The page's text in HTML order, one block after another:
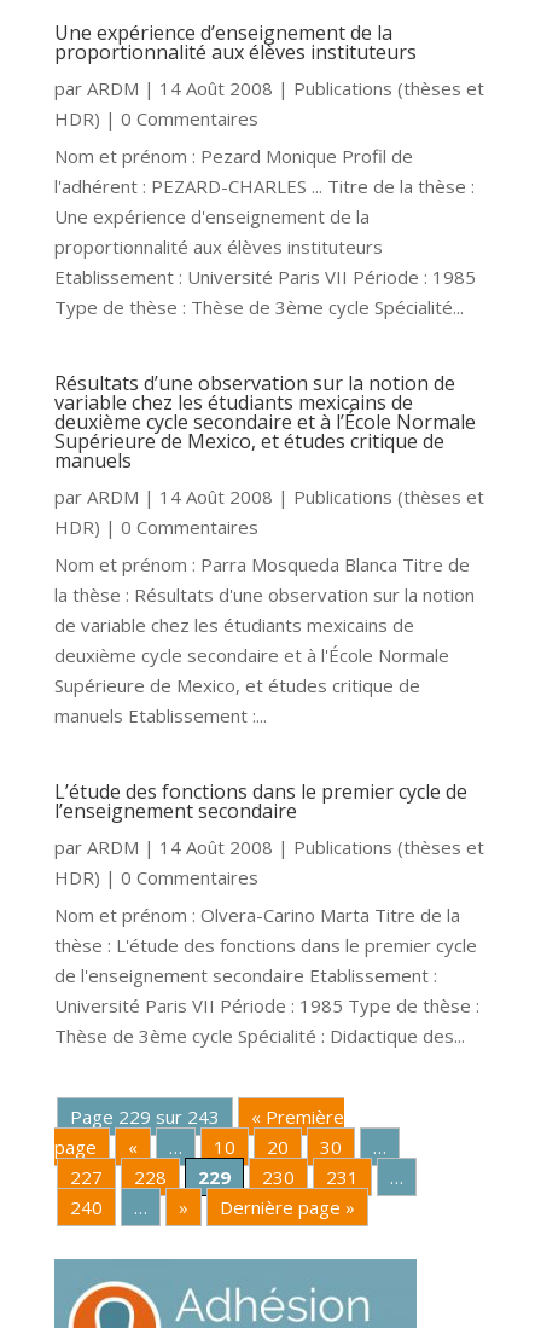
Une expérience d’enseignement de la
proportionnalité aux élèves instituteurs
par ARDM | 14 Août 2008 | Publications (thèses et
HDR) | 0 Commentaires
Nom et prénom : Pezard Monique Profil de
l'adhérent : PEZARD-CHARLES ... Titre de la thèse :
Une expérience d'enseignement de la
proportionnalité aux élèves instituteurs
Etablissement : Université Paris VII Période : 1985
Type de thèse : Thèse de 3ème cycle Spécialité...
Résultats d’une observation sur la notion de
variable chez les étudiants mexicains de
deuxième cycle secondaire et à l’École Normale
Supérieure de Mexico, et études critique de
manuels
par ARDM | 14 Août 2008 | Publications (thèses et
HDR) | 0 Commentaires
Nom et prénom : Parra Mosqueda Blanca Titre de
la thèse : Résultats d'une observation sur la notion
de variable chez les étudiants mexicains de
deuxième cycle secondaire et à l'École Normale
Supérieure de Mexico, et études critique de
manuels Etablissement :...
L’étude des fonctions dans le premier cycle de
l’enseignement secondaire
par ARDM | 14 Août 2008 | Publications (thèses et
HDR) | 0 Commentaires
Nom et prénom : Olvera-Carino Marta Titre de la
thèse : L'étude des fonctions dans le premier cycle
de l'enseignement secondaire Etablissement :
Université Paris VII Période : 1985 Type de thèse :
Thèse de 3ème cycle Spécialité : Didactique des...
Page 229 sur 243
« Première
page
« … 10 20 30
…
227
228 229 230 231
…
240
… » Dernière page »